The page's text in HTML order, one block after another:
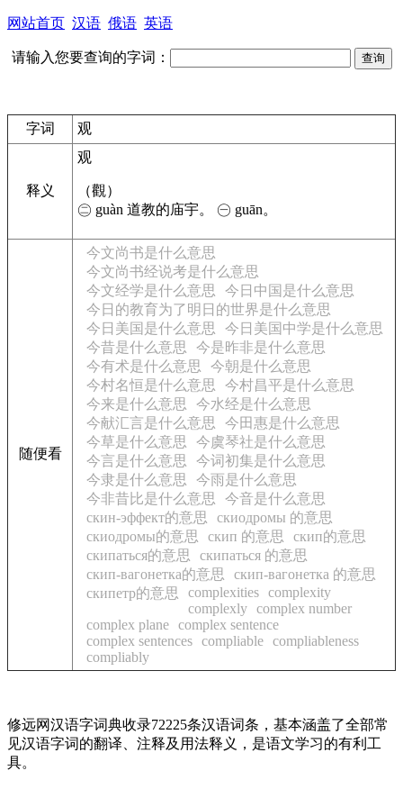
网站首页 汉语 俄语 英语
请输入您要查询的字词：
字词 观
释义
观
（觀）
㊁ guàn 道教的庙宇。 ㊀ guān。
随便看
今文尚书是什么意思
今文尚书经说考是什么意思
今文经学是什么意思
今日中国是什么意思
今日的教育为了明日的世界是什么意思
今日美国是什么意思
今日美国中学是什么意思
今昔是什么意思
今是昨非是什么意思
今有术是什么意思
今朝是什么意思
今村名恒是什么意思
今村昌平是什么意思
今来是什么意思
今水经是什么意思
今献汇言是什么意思
今田惠是什么意思
今草是什么意思
今虞琴社是什么意思
今言是什么意思
今词初集是什么意思
今隶是什么意思
今雨是什么意思
今非昔比是什么意思
今音是什么意思
скин-эффект的意思
скиодромы 的意思
скиодромы的意思
скип 的意思
скип的意思
скипаться的意思
скипаться 的意思
скип-вагонетка的意思
скип-вагонетка 的意思
скипетр的意思
complexities complexity
complexly complex number
complex plane complex sentence
complex sentences compliable compliableness
compliably
修远网汉语字词典收录72225条汉语词条，基本涵盖了全部常
见汉语字词的翻译、注释及用法释义，是语文学习的有利工
具。